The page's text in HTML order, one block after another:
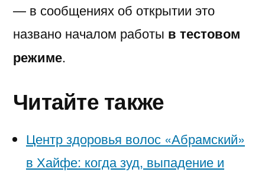
— в сообщениях об открытии это
названо началом работы в тестовом
режиме.
Читайте также
Центр здоровья волос «Абрaмский»
в Хайфе: когда зуд, выпадение и